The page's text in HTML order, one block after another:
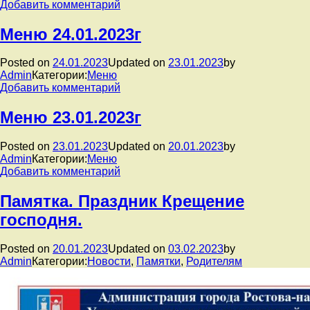
Добавить комментарий
Меню
25.01.2023г
Меню 24.01.2023г
Posted on 24.01.2023Updated on 23.01.2023by
AdminКатегории:Меню
Добавить комментарий
Меню
24.01.2023г
Меню 23.01.2023г
Posted on 23.01.2023Updated on 20.01.2023by
AdminКатегории:Меню
Добавить комментарий
Меню
23.01.2023г
Памятка. Праздник Крещение
господня.
Posted on 20.01.2023Updated on 03.02.2023by
AdminКатегории:Новости, Памятки, Родителям